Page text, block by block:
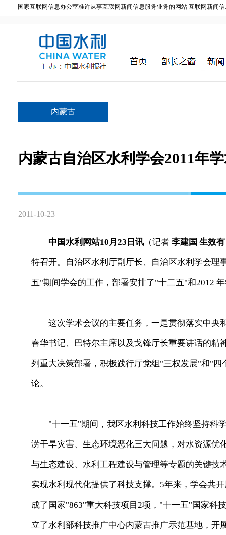
国家互联网信息办公室准许从事互联网新闻信息服务业务的网站 互联网新闻信
内蒙古
内蒙古自治区水利学会2011年
2011-10-23
中国水利网站10月23日讯 （记者 李建国 生效有
特召开。自治区水利厅副厅长、自治区水利学会
五"期间学会的工作，部署安排了"十二五"和2012
这次学术会议的主要任务，一是贯彻落实中央
春华书记、巴特尔主席以及戈锋厅长重要讲话的
列重大决策部署，积极践行厅党组"三权发展"和"
论。
"十一五"期间，我区水利科技工作始终坚持科
涝干旱灾害、生态环境恶化三大问题，对水资源
与生态建设、水利工程建设与管理等专题的关键
实现水利现代化提供了科技支撑。5年来，学会共
成了国家"863"重大科技项目2项，"十一五"国家科
立了水利部科技推广中心内蒙古推广示范基地，